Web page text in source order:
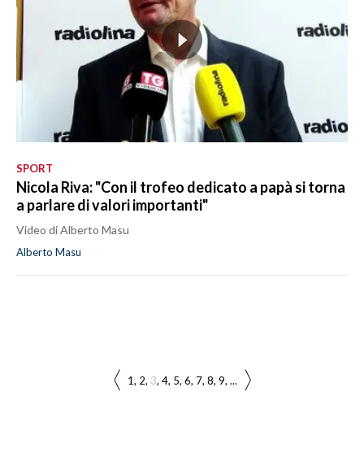
SPORT
Nicola Riva: "Con il trofeo dedicato a papà si torna
a parlare di valori importanti"
Video di Alberto Masu
Alberto Masu
1 2 3 4 5 6 7 8 9 ...